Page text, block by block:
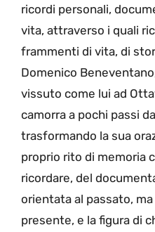
ricordi personali,
vita, attraverso i quali
frammenti di vita, di
Domenico
vissuto come lui ad
camorra a pochi passi
trasformando la sua
proprio rito di memoria
ricordare, del
orientata al passato,
presente, e la figura di